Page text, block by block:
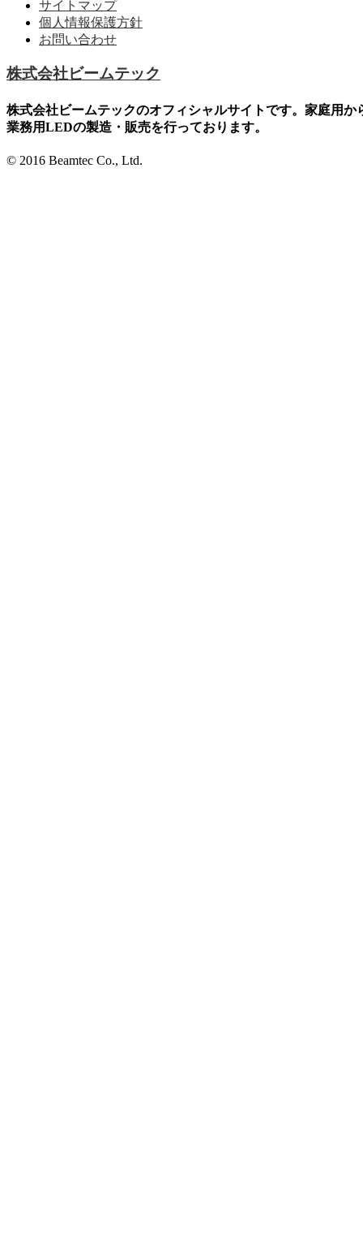
サイトマップ
個人情報保護方針
お問い合わせ
株式会社ビームテック
株式会社ビームテックのオフィシャルサイトです。家庭用か
業務用LEDの製造・販売を行っております。
© 2016 Beamtec Co., Ltd.